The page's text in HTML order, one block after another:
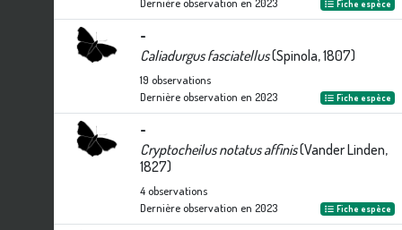
Fiche espèce
-
Caliadurgus fasciatellus(Spinola, 1807)
19 observations
Dernière observation en 2023 Fiche espèce
-
Cryptocheilus notatus affinis(Vander Linden,
1827)
4observations
Dernière observation en 2023 Fiche espèce